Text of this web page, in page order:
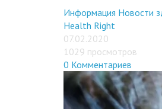
Информация Новости
Health Right
07.02.2020
1029 просмотров
0 Комментариев